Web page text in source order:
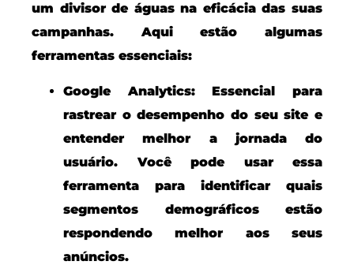
um divisor de águas na eficácia das suas
campanhas. Aqui estão algumas
ferramentas essenciais:
Google Analytics:Essencial para
rastrear o desempenho do seu site e
entender melhor a jornada do
usuário. Você pode usar essa
ferramenta para identificar quais
segmentos demográficos estão
respondendo melhor aos seus
anúncios.